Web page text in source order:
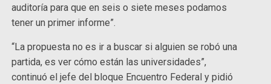
auditoría para que en seis o siete meses podamos
tener un primer informe”.
“La propuesta no es ir a buscar si alguien se robó una
partida, es ver cómo están las universidades”,
continuó el jefe del bloque Encuentro Federal y pidió